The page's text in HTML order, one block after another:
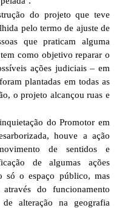
do projeto que teve
pelo termo de ajuste de
que praticam alguma
como objetivo reparar o
ações judiciais – em
plantadas em todas as
o projeto alcançou ruas e
do Promotor em
houve a ação
de sentidos e
de algumas ações
só o espaço público, mas
do funcionamento
alteração na geografia